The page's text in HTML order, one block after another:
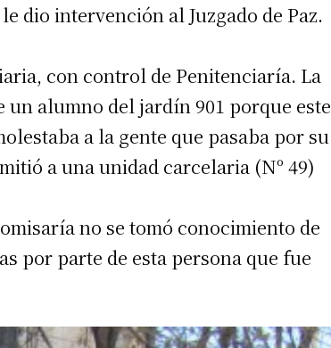
dio intervención al Juzgado de Paz.
con control de Penitenciaría. La
alumno del jardín 901 porque este
a la gente que pasaba por su
a una unidad carcelaria (Nº 49)
no se tomó conocimiento de
por parte de esta persona que fue